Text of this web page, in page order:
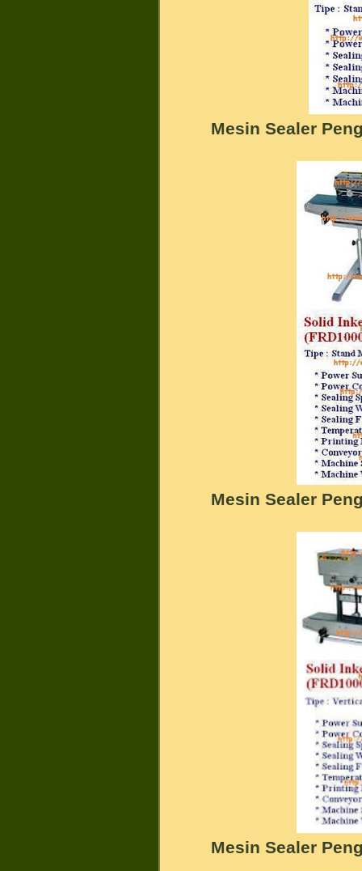
Mesin Sealer
Mesin Sealer
Mesin Sealer